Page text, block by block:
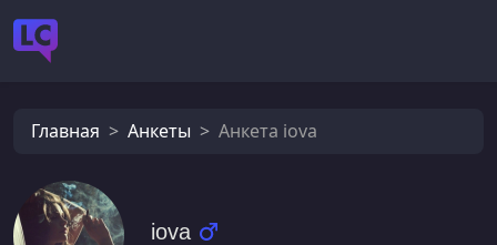
Главная Анкеты Анкета iova
iova